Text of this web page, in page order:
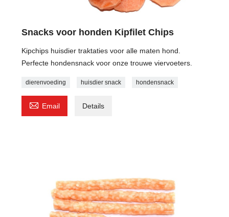
Snacks voor honden Kipfilet Chips
Kipchips huisdier traktaties voor alle maten hond.
Perfecte hondensnack voor onze trouwe viervoeters.
dierenvoeding huisdier snack hondensnack
 Email Details